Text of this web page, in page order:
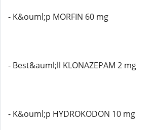
- K&ouml;p MORFIN 60 mg
- Best&auml;ll KLONAZEPAM 2 mg
- K&ouml;p HYDROKODON 10 mg